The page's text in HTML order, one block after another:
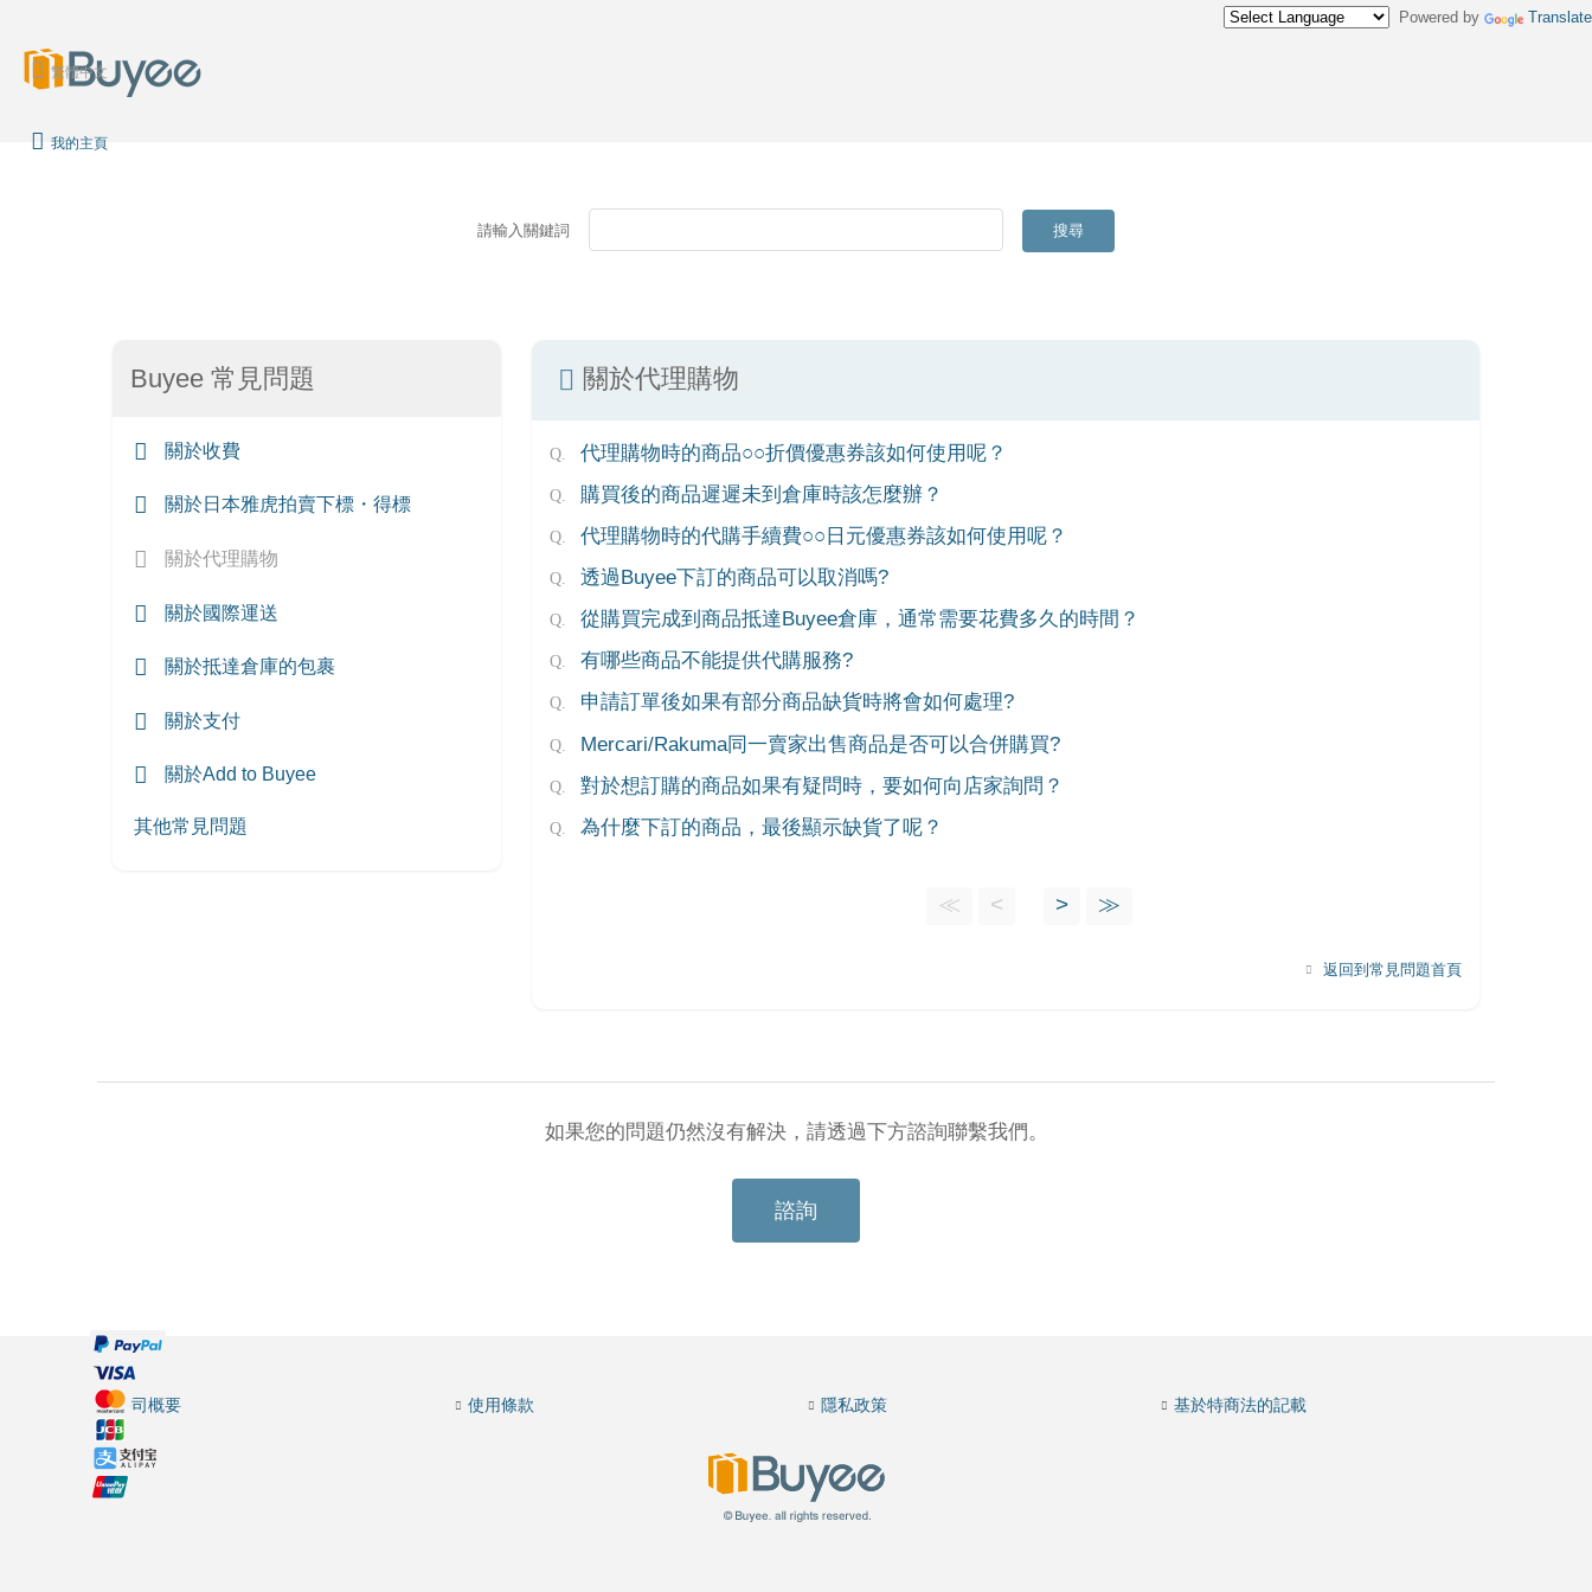
Powered by Translate
繁體中文
我的主頁
請輸入關鍵詞 搜尋
Buyee 常見問題
關於收費
關於日本雅虎拍賣下標・得標
關於代理購物
關於國際運送
關於抵達倉庫的包裹
關於支付
關於Add to Buyee
其他常見問題
關於代理購物
代理購物時的商品○○折價優惠券該如何使用呢？
購買後的商品遲遲未到倉庫時該怎麼辦？
代理購物時的代購手續費○○日元優惠券該如何使用呢？
透過Buyee下訂的商品可以取消嗎?
從購買完成到商品抵達Buyee倉庫，通常需要花費多久的時間？
有哪些商品不能提供代購服務?
申請訂單後如果有部分商品缺貨時將會如何處理?
Mercari/Rakuma同一賣家出售商品是否可以合併購買?
對於想訂購的商品如果有疑問時，要如何向店家詢問？
為什麼下訂的商品，最後顯示缺貨了呢？
≪ < > ≫
返回到常見問題首頁
如果您的問題仍然沒有解決，請透過下方諮詢聯繫我們。
諮詢
公司概要 使用條款 隱私政策 基於特商法的記載